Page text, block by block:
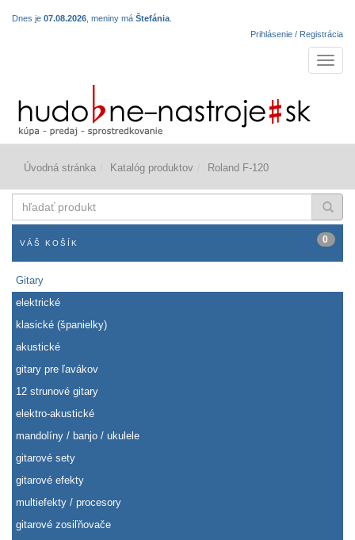
Dnes je 07.08.2026 , meniny má Štefánia
Prihlásenie / Registrácia
Úvodná stránka Katalóg produktov Roland F-120
produkt
VÁŠ KOŠÍK 0
Gitary
elektrické
klasické (španielky)
akustické
gitary pre ľavákov
12 strunové gitary
elektro-akustické
mandolíny / banjo / ukulele
gitarové sety
gitarové efekty
multiefekty / procesory
gitarové zosiľňovače